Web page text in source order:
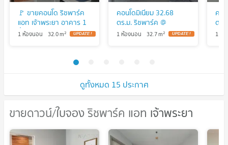
ดูทั้งหมด 15 ประกาศ
🚩 ขายคอนโด ริชพาร์ค
แอท เจ้าพระยา อาคาร 1
ชั้น 33 1 ห้องนอน ขนาด
1 ห้องนอน 32.0m2
คอนโดมิเนียม 32.68
ตร.ม. ริชพาร์ค @
เจ้าพระยา เมืองนนทบุรี
1 ห้องนอน 32.7m2
คอ
ตร.
เจ้
1 ห้
ขายดาวน์/ใบจอง ริชพาร์ค แอท เจ้าพระยา
ขายดาวน์/ใบจอง ริชพาร์ค แอท
เจ้าพระยา